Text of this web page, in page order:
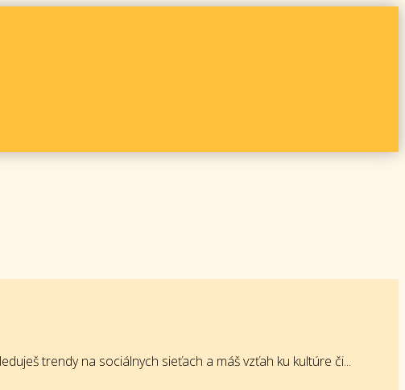
trendy na sociálnych sieťach a máš vzťah ku kultúre či...